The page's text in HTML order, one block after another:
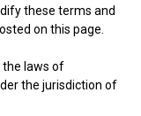
these terms and
on this page.
the laws of
the jurisdiction of